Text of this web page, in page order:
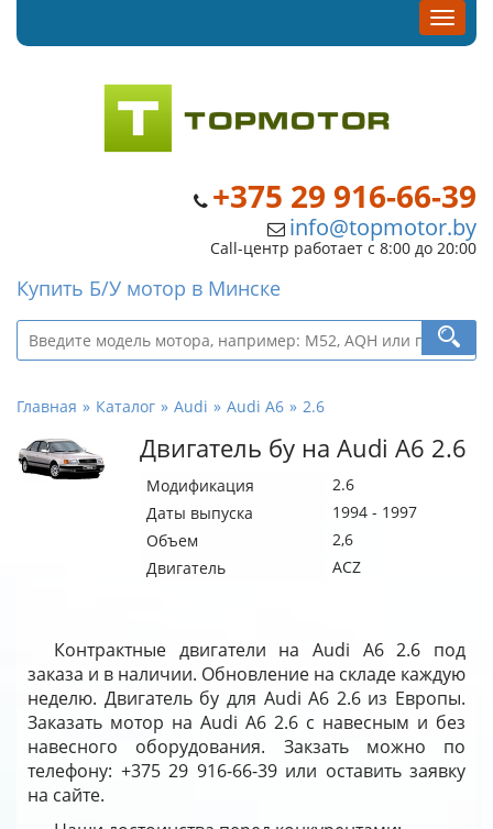
+375 29 916-66-39
info@topmotor.by
Call-центр работает с 8:00 до 20:00
Купить Б/У мотор в Минске
Главная Каталог Audi Audi A6 2.6
Двигатель бу на Audi A6 2.6
Модификация
2.6
Даты выпуска
1994 - 1997
Объем
2,6
Двигатель
ACZ
Контрактные двигатели на Audi A6 2.6 под
заказа и в наличии. Обновление на складе каждую
неделю. Двигатель бу для Audi A6 2.6 из Европы.
Заказать мотор на Audi A6 2.6 с навесным и без
навесного оборудования. Закзать можно по
телефону: +375 29 916-66-39 или оставить заявку
на сайте.